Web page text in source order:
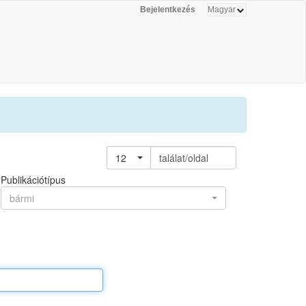
Bejelentkezés
12
találat/oldal
Publikációtípus
bármi